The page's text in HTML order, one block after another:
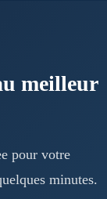
meilleur
pour votre
minutes.